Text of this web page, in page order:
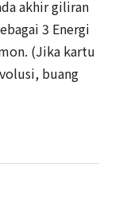
akhir giliran
3 Energi
(Jika kartu
buang